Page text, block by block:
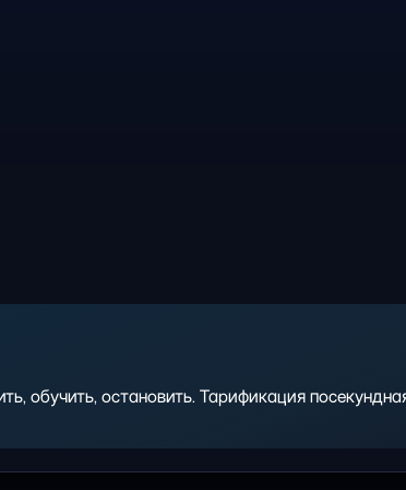
обучить, остановить. Тарификация